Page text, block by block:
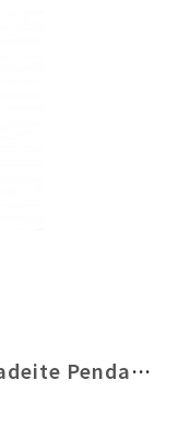
翡翠/年年有餘冰種吊墜(Jadeite Pendant)